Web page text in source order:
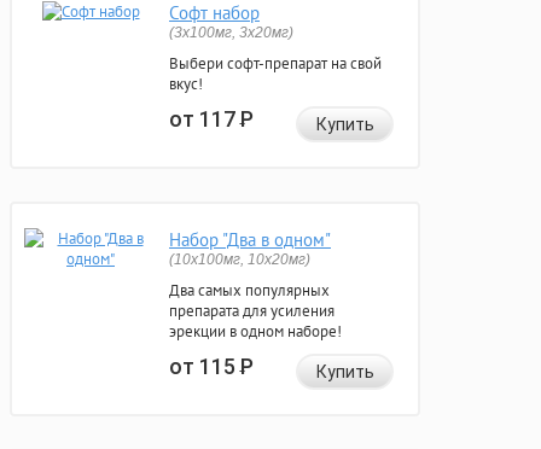
Софт набор
(3x100мг, 3x20мг)
Выбери софт-препарат на свой
вкус!
от 117Р Купить
Набор "Два в одном"
(10x100мг, 10x20мг)
Два самых популярных
препарата для усиления
эрекции в одном наборе!
от 115Р Купить